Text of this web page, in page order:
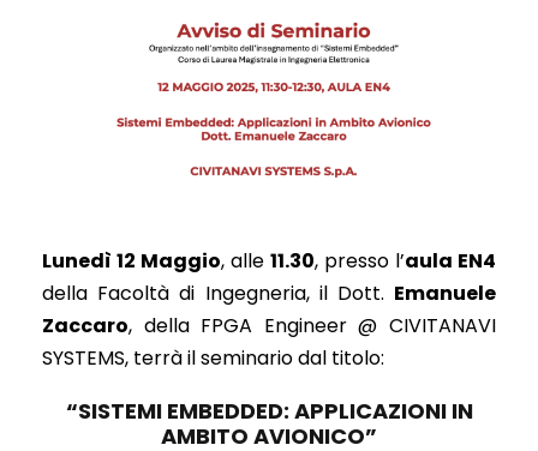
Lunedì 12 Maggio, alle 11.30, presso l’aula EN4
della Facoltà di Ingegneria, il Dott. Emanuele
Zaccaro, della FPGA Engineer @ CIVITANAVI
SYSTEMS, terrà il seminario dal titolo:
“SISTEMI EMBEDDED: APPLICAZIONI IN
AMBITO AVIONICO”